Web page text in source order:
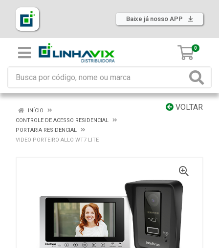
Baixe já nosso APP
0
VOLTAR
INÍCIO
CONTROLE DE ACESSO RESIDENCIAL
PORTARIA RESIDENCIAL
VIDEO PORTEIRO ALLO WT7 LITE